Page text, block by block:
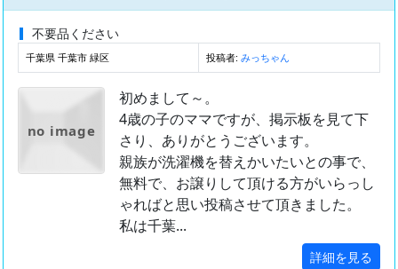
不要品ください
千葉県 千葉市 緑区 投稿者: みっちゃん
no image
初めまして～。
4歳の子のママですが、掲示板を見て下
さり、ありがとうございます。
親族が洗濯機を替えかいたいとの事で、
無料で、お譲りして頂ける方がいらっし
ゃればと思い投稿させて頂きました。
私は千葉...
詳細を見る